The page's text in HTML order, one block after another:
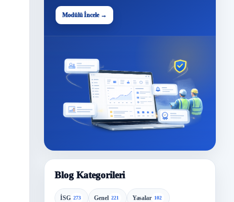
Modülü İncele →
Blog Kategorileri
İSG 273 Genel 221 Yasalar 102